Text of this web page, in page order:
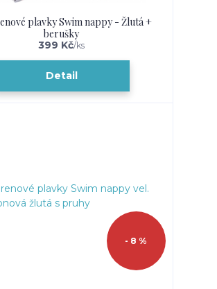
plavky Swim nappy - Žlutá +
berušky
399 Kč/ks
Detail
- 8 %